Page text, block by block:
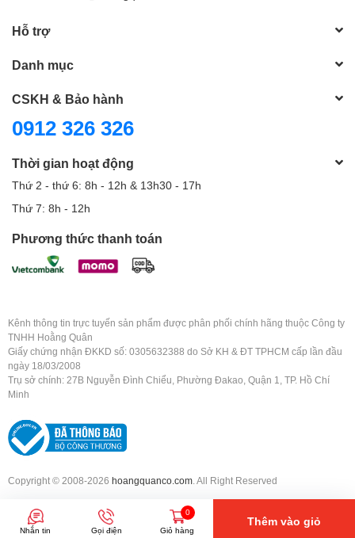
Hỗ trợ
Danh mục
CSKH & Bảo hành
0912 326 326
Thời gian hoạt động
Thứ 2 - thứ 6: 8h - 12h & 13h30 - 17h
Thứ 7: 8h - 12h
Phương thức thanh toán
Kênh thông tin trực tuyến sản phẩm được phân phối chính hãng thuộc Công ty
TNHH Hoằng Quân
Giấy chứng nhận ĐKKD số: 0305632388 do Sở KH & ĐT TPHCM cấp lần đầu
ngày 18/03/2008
Trụ sở chính: 27B Nguyễn Đình Chiểu, Phường Đakao, Quận 1, TP. Hồ Chí
Minh
Copyright © 2008-2026 hoangquanco.com. All Right Reserved
Nhắn tin Gọi điện
0
Giỏ hàng
Thêm vào giỏ